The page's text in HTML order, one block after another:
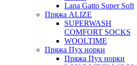
Lana Gatto Super Soft
Пряжа ALIZE
SUPERWASH
COMFORT SOCKS
WOOLTIME
Пряжа Пух норки
Пряжа Пух норки